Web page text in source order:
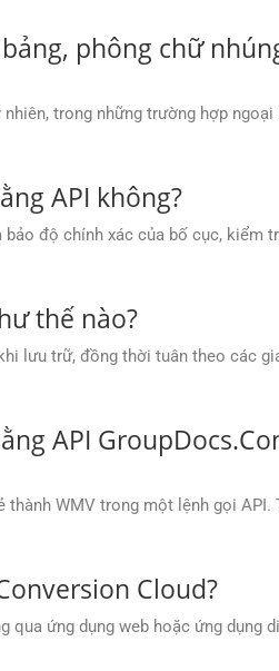
phông chữ
trong những trường hợp
API không?
độ chính xác của bố cục, kiểm
thế nào?
lưu trữ, đồng thời tuân theo các
API
WMV trong một lệnh gọi API.
Cloud?
ứng dụng web hoặc ứng dụng